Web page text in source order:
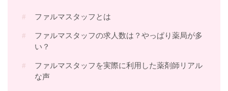
ファルマスタッフとは
ファルマスタッフの求人数は？やっぱり薬局が多
い？
ファルマスタッフを実際に利用した薬剤師リアル
な声